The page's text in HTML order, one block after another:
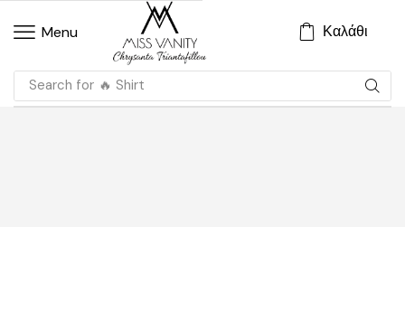
Menu Καλάθι
Search for 🔥 Shirt